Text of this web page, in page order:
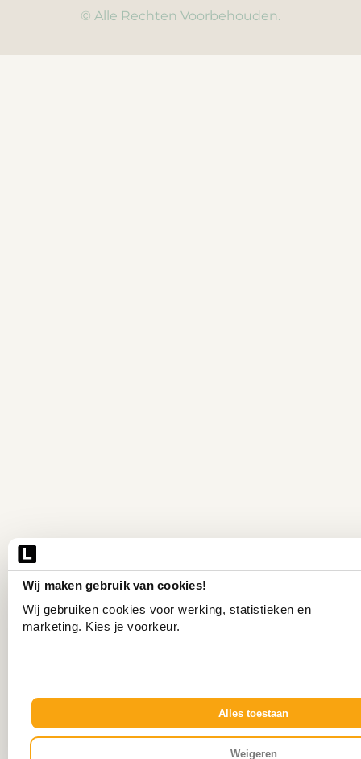
Wij maken gebruik van cookies!
Wij gebruiken cookies voor werking, statistieken en
marketing. Kies je voorkeur.
Alles toestaan
Weigeren
© Alle Rechten Voorbehouden.